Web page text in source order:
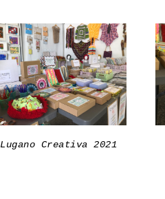
Lugano Creativa 2021